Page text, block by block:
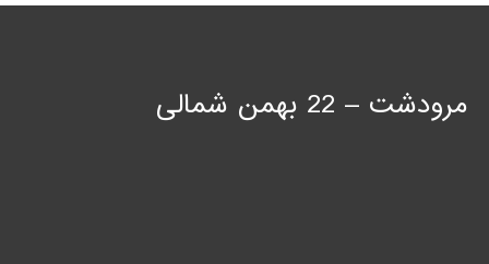
مرودشت – 22 بهمن شمالی